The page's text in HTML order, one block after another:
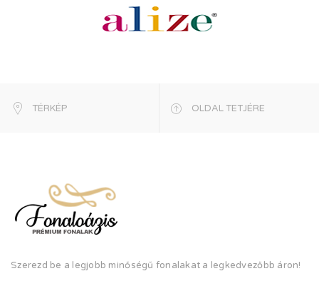
TÉRKÉP OLDAL TETJÉRE
Szerezd be a legjobb minőségű fonalakat a legkedvezőbb áron!